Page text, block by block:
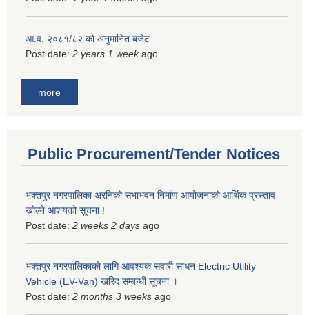
आ.व. २०८१/८२ को अनुमानित बजेट
Post date: 2 years 1 weekago
more
Public Procurement/Tender Notices
भक्तपुर नगरपालिका अरनिको सभाभवन निर्माण आयोजनाको आर्थिक प्रस्ताव
खोल्ने आशयको सूचना !
Post date: 2 weeks 2 days ago
भक्तपुर नगरपालिकाकाे लागि आवश्यक सवारी साधन Electric Utility
Vehicle (EV-Van) खरिद सम्बन्धी सूचना ।
Post date: 2 months 3 weeks ago